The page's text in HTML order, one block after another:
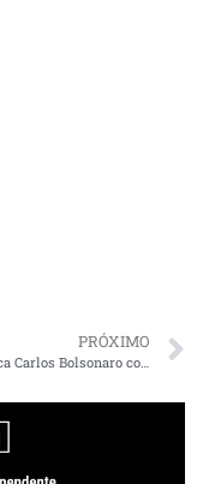
PRÓXIMO
PF identifica Carlos Bolsonaro como articulador em esquema criminoso de fake news